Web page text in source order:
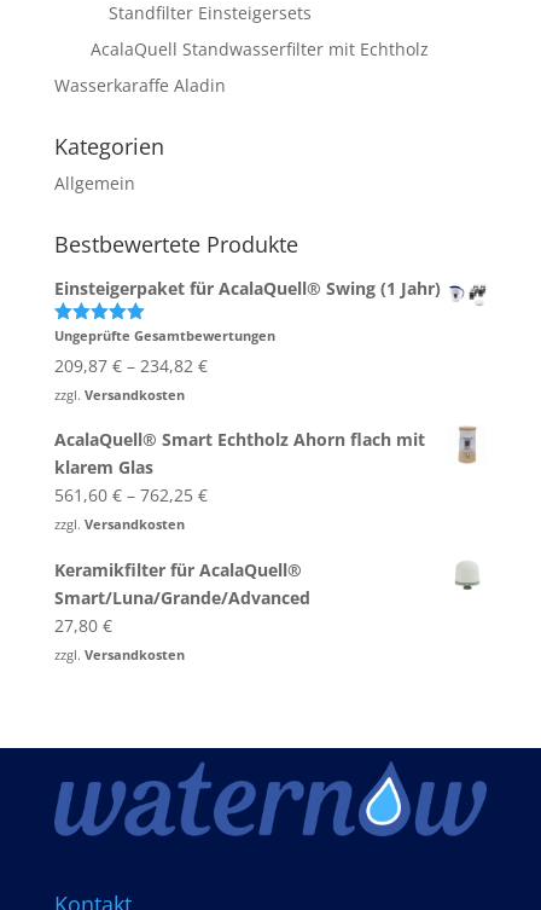
Standfilter Einsteigersets
AcalaQuell Standwasserfilter mit Echtholz
Wasserkaraffe Aladin
Kategorien
Allgemein
Bestbewertete Produkte
Einsteigerpaket für AcalaQuell® Swing (1 Jahr)
Bewertet
von 5
Ungeprüfte Gesamtbewertungen
209,87 €– 234,82 €
zzgl. Versandkosten
AcalaQuell® Smart Echtholz Ahorn flach mit
klarem Glas
561,60 €– 762,25 €
zzgl. Versandkosten
Keramikfilter für AcalaQuell®
Smart/Luna/Grande/Advanced
27,80 €
zzgl. Versandkosten
Kontakt